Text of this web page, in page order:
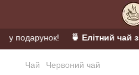
у подарунок! 🍵 Елітний чай з
Чай Червоний чай